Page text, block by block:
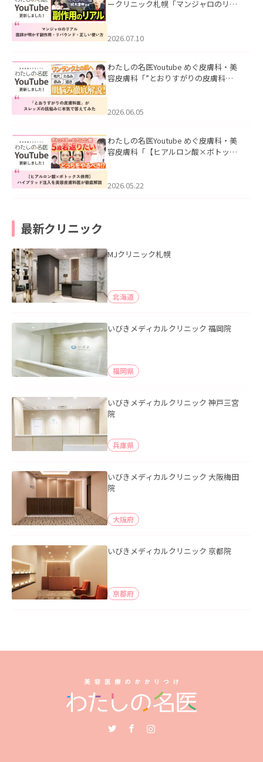
ークリニック札幌「マンジャロのリア
た。
2026.07.10
わたしの名医Youtube めぐ皮膚科・美
容皮膚科「”とおりすがりの皮膚科
2026.06.05
わたしの名医Youtube めぐ皮膚科・美
容皮膚科「【ヒアルロン酸×ボトック
た。
2026.05.22
最新クリニック
MJクリニック札幌
北海道
いびきメディカルクリニック 福岡院
福岡県
いびきメディカルクリニック 神戸三宮
院
兵庫県
いびきメディカルクリニック 大阪梅田
院
大阪府
いびきメディカルクリニック 京都院
京都府